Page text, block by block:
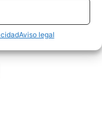
Aviso legal